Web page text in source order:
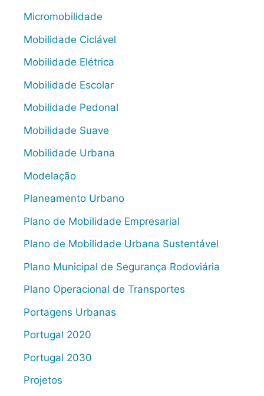
Micromobilidade
Mobilidade Ciclável
Mobilidade Elétrica
Mobilidade Escolar
Mobilidade Pedonal
Mobilidade Suave
Mobilidade Urbana
Modelação
Planeamento Urbano
Plano de Mobilidade Empresarial
Plano de Mobilidade Urbana Sustentável
Plano Municipal de Segurança Rodoviária
Plano Operacional de Transportes
Portagens Urbanas
Portugal 2020
Portugal 2030
Projetos